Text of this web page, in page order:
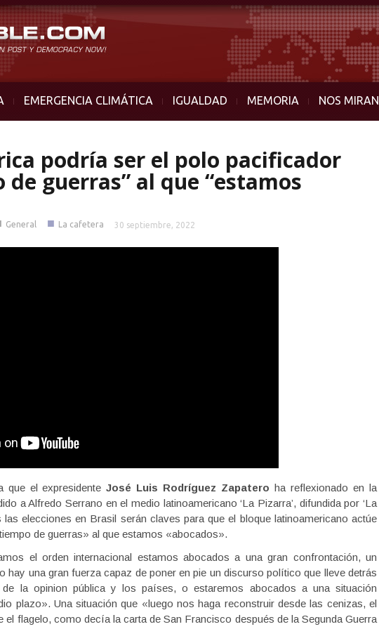
EMERGENCIA CLIMÁTICA IGUALDAD MEMORIA NOS MIRAN
podría ser el polo pacificador
de guerras” al que “estamos
General ■ La cafetera 30 septiembre, 2022
que el expresidenteJosé Luis Rodríguez Zapatero ha reflexionado en la
a Alfredo Serrano en el medio latinoamericano ‘La Pizarra’, difundida por ‘La
las elecciones en Brasil serán claves para que el bloque latinoamericano actúe
de guerras» al que estamos «abocados».
el orden internacional estamos abocados a una gran confrontación, un
hay una gran fuerza capaz de poner en pie un discurso político que lleve detrás
la opinion pública y los países, o estaremos abocados a una situación
plazo». Una situación que «luego nos haga reconstruir desde las cenizas, el
el flagelo, como decía la carta de San Francisco después de la Segunda Guerra